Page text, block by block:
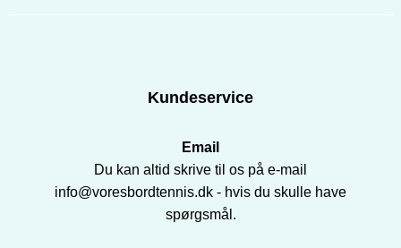
Kundeservice
Email
Du kan altid skrive til os på e-mail
info@voresbordtennis.dk - hvis du skulle have
spørgsmål.